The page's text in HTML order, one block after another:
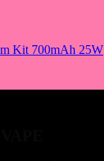
Kit 700mAh 25W